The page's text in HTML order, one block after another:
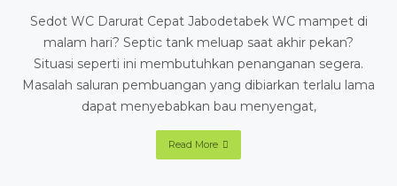
Sedot WC Darurat Cepat Jabodetabek WC mampet di
malam hari? Septic tank meluap saat akhir pekan?
Situasi seperti ini membutuhkan penanganan segera.
Masalah saluran pembuangan yang dibiarkan terlalu lama
dapat menyebabkan bau menyengat,
Read More